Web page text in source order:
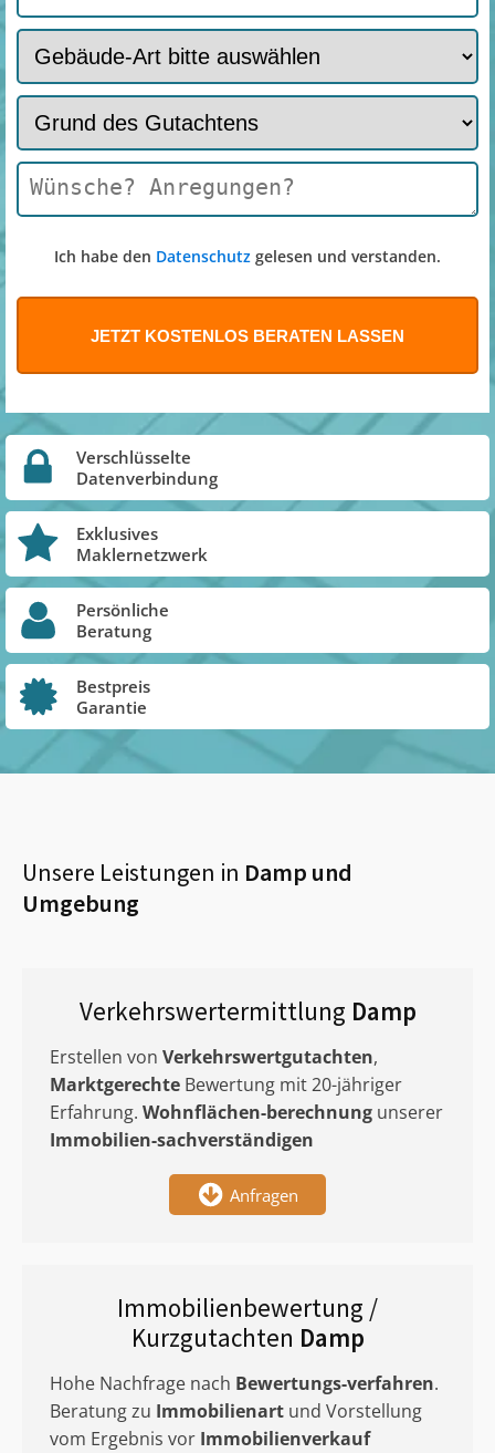
Ich habe den Datenschutz gelesen und verstanden.
Verschlüsselte
Datenverbindung
Exklusives
Maklernetzwerk
Persönliche
Beratung
Bestpreis
Garantie
Unsere Leistungen in Damp und
Umgebung
Verkehrswertermittlung Damp
Erstellen von Verkehrswertgutachten,
Marktgerechte Bewertung mit 20-jähriger
Erfahrung. Wohnflächen-berechnung unserer
Immobilien-sachverständigen
Anfragen
Immobilienbewertung /
Kurzgutachten Damp
Hohe Nachfrage nach Bewertungs-verfahren.
Beratung zu Immobilienart und Vorstellung
vom Ergebnis vor Immobilienverkauf